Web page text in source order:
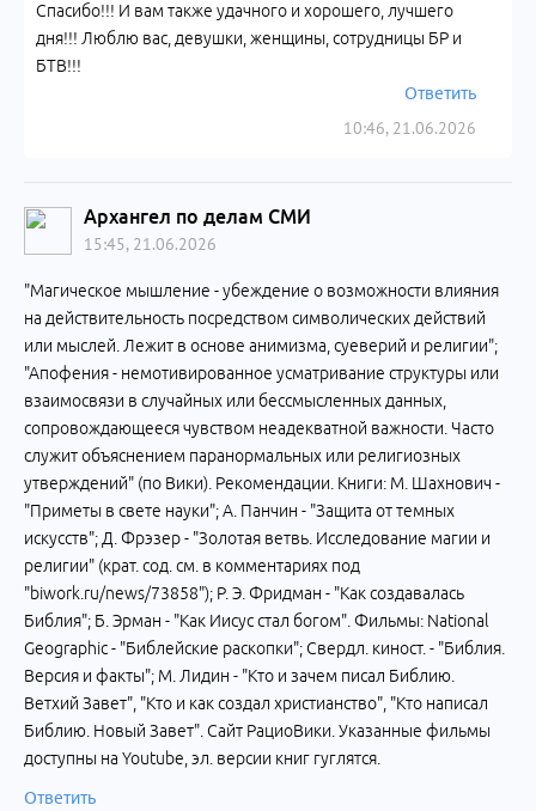
10:46, 21.06.2026
Спасибо!!! И вам также удачного и хорошего, лучшего
дня!!! Люблю вас, девушки, женщины, сотрудницы БР и
БТВ!!!
Ответить
Архангел по делам СМИ
15:45, 21.06.2026
"Магическое мышление - убеждение о возможности влияния
на действительность посредством символических действий
или мыслей. Лежит в основе анимизма, суеверий и религии";
"Апофения - немотивированное усматривание структуры или
взаимосвязи в случайных или бессмысленных данных,
сопровождающееся чувством неадекватной важности. Часто
служит объяснением паранормальных или религиозных
утверждений" (по Вики). Рекомендации. Книги: М. Шахнович -
"Приметы в свете науки"; А. Панчин - "Защита от темных
искусств"; Д. Фрэзер - "Золотая ветвь. Исследование магии и
религии" (крат. сод. см. в комментариях под
"biwork.ru/news/73858"); Р. Э. Фридман - "Как создавалась
Библия"; Б. Эрман - "Как Иисус стал богом". Фильмы: National
Geographic - "Библейские раскопки"; Свердл. киност. - "Библия.
Версия и факты"; М. Лидин - "Кто и зачем писал Библию.
Ветхий Завет", "Кто и как создал христианство", "Кто написал
Библию. Новый Завет". Сайт РациоВики. Указанные фильмы
доступны на Youtube, эл. версии книг гуглятся.
Ответить